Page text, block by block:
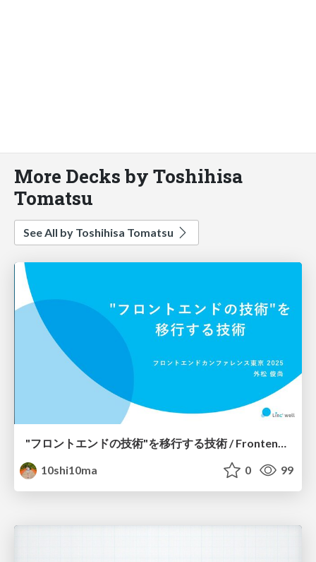
More Decks by Toshihisa
Tomatsu
See All by Toshihisa Tomatsu
"フロントエンドの技術"を移行する技術 / Frontend Migrations
10shi10ma
0 99